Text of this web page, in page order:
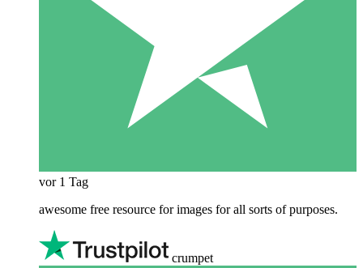
vor 1 Tag
awesome free resource for images for all sorts of purposes.
crumpet